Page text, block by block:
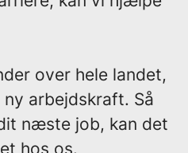
over hele landet,
arbejdskraft. Så
næste job, kan det
hos os.